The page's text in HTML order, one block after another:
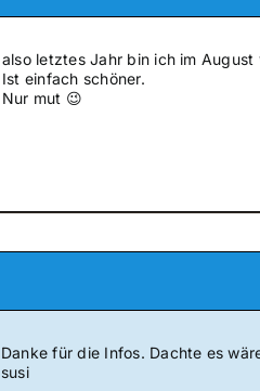
also letztes Jahr bin ich im
Ist einfach schöner.
Nur mut 😉
Danke für die Infos. Dachte es
susi